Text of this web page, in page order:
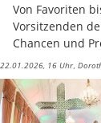
Von Favoriten
Vorsitzenden
Chancen und
22.01.2026, 16 Uhr